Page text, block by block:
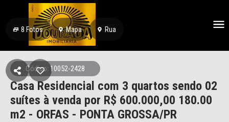
8 Fotos Mapa Rua
Código: 10052-2428
Casa Residencial com 3 quartos sendo 02
suítes à venda por R$ 600.000,00 180.00
m2 - ORFAS - PONTA GROSSA/PR